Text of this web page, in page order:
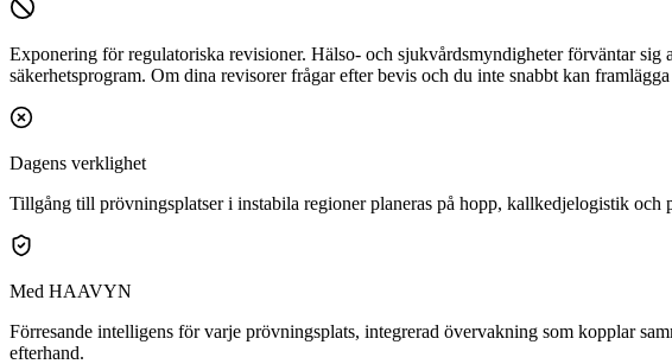
Exponering för regulatoriska revisioner. Hälso- och sjukvårdsmyndigheter förväntar sig
säkerhetsprogram. Om dina revisorer frågar efter bevis och du inte snabbt kan
Dagens verklighet
Tillgång till prövningsplatser i instabila regioner planeras på hopp, kallkedjelogistik och
Med HAAVYN
Förresande intelligens för varje prövningsplats, integrerad övervakning som kopplar
efterhand.